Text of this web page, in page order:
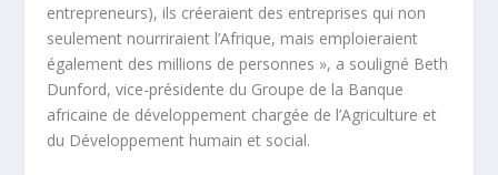
entrepreneurs), ils créeraient des entreprises qui non
seulement nourriraient l’Afrique, mais emploieraient
également des millions de personnes », a souligné Beth
Dunford, vice-présidente du Groupe de la Banque
africaine de développement chargée de l’Agriculture et
du Développement humain et social.